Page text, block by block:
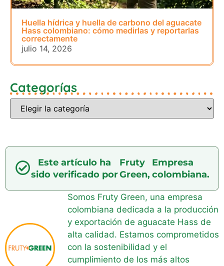
Huella hídrica y huella de carbono del aguacate
Hass colombiano: cómo medirlas y reportarlas
correctamente
julio 14, 2026
Categorías
Este artículo ha
sido verificado por
Fruty
Green,
Empresa
colombiana.
Somos Fruty Green, una empresa
colombiana dedicada a la producción
y exportación de aguacate Hass de
alta calidad. Estamos comprometidos
con la sostenibilidad y el
cumplimiento de los más altos